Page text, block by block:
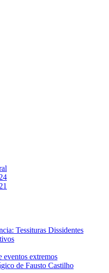
Tessituras Dissidentes
eventos extremos
de Fausto Castilho